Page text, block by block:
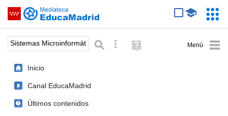
Saltar navegación
Palabra o frase: Búsqueda avanzada
Ayuda
(en
Inicio
Canal EducaMadrid
Últimos contenidos